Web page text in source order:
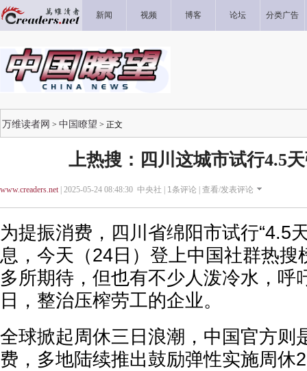
新闻 视频 博客 论坛 分类广告
万维读者网 > 中国瞭望 > 正文
上热搜：四川这城市试行4.5
www.creaders.net| 2025-05-24 08:48:30 中央社 | 1条评论 | 查看/发表评论
为提振消费，四川省绵阳市试行“4.5
息，今天（24日）登上中国社群热搜
多所期待，但也有不少人泼冷水，呼
日，整治压榨劳工的企业。
全球掀起周休三日浪潮，中国官方则
费，多地陆续推出鼓励弹性实施周休